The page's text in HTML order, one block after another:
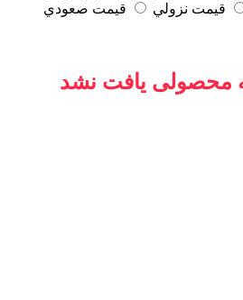
قيمت نزولي قيمت صعودي